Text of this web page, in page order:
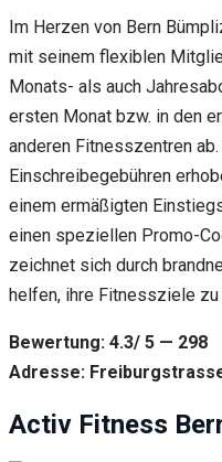
Im Herzen von Bern
mit seinem flexiblen
Monats- als auch
ersten Monat bzw. in den
anderen Fitnesszentren
Einschreibegebühren
einem ermäßigten
einen speziellen Promo-
zeichnet sich durch
helfen, ihre Fitnessziele
Bewertung: 4.3/ 5 — 298
Adresse:
Activ Fitness